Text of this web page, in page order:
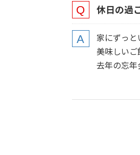
休日の過
家にずっと
美味しいご
去年の忘年